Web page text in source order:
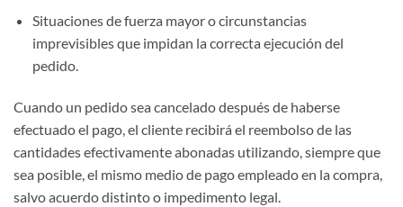
Situaciones de fuerza mayor o circunstancias
imprevisibles que impidan la correcta ejecución del
pedido.
Cuando un pedido sea cancelado después de haberse
efectuado el pago, el cliente recibirá el reembolso de las
cantidades efectivamente abonadas utilizando, siempre que
sea posible, el mismo medio de pago empleado en la compra,
salvo acuerdo distinto o impedimento legal.